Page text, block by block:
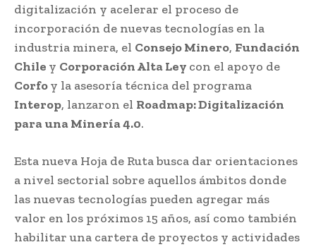
digitalización y acelerar el proceso de
incorporación de nuevas tecnologías en la
industria minera, el Consejo Minero, Fundación
Chile y Corporación Alta Ley con el apoyo de
Corfoy la asesoría técnica del programa
Interop, lanzaron el Roadmap: Digitalización
para una Minería 4.0.
Esta nueva Hoja de Ruta busca dar orientaciones
a nivel sectorial sobre aquellos ámbitos donde
las nuevas tecnologías pueden agregar más
valor en los próximos 15 años, así como también
habilitar una cartera de proyectos y actividades